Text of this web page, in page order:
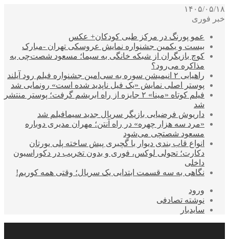
۱۴۰۵/۰۵/۱۸
خبر فوری
عمو پورنگ در مرکز طبی کودکان+ عکس
بیست و یکمین جشنواره نمایش عروسکی تهران -مبارک
کوچ بازیگران از شبکه خانگی به سیما؛ مسعود شصت‌چی به
مذاکره می‌رود؟
راهیابی ۲ انیمیشن سوره به سی‌امین جشنواره فیلم رود آیلند
پوستر اصلی نمایش «یک فیل ناپدید شده است» رونمایی شد
فیلم کوتاه «مینا» ۲ جایزه از راه ابریشم گرفت؛ پوستر منتشر
شد
داریوش فرضیایی بازیگر سریال جدید سیمافیلم شد
«مرد سه هزار چهره» در راه آنتن؛ مهران مدیری دوباره
مسعود شصتچی می‌شود
انواع قاب بندی دیوار با گچبری پیش ساخته پلی یورتان
دکارت؛ تحولی لوکس، فوری و بدون تخریب در دکوراسیون
داخلی
نگاهی به سه قسمت ابتدایی یک سریال؛ وقتی همه کوریم!
ورود
نوشته تصادفی
سایدبار